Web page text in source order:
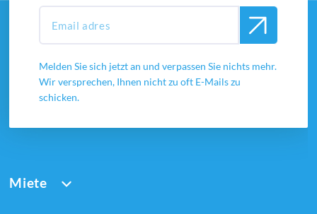
Miete
Melden Sie sich jetzt an und verpassen Sie nichts mehr.
Wir versprechen, Ihnen nicht zu oft E-Mails zu
schicken.